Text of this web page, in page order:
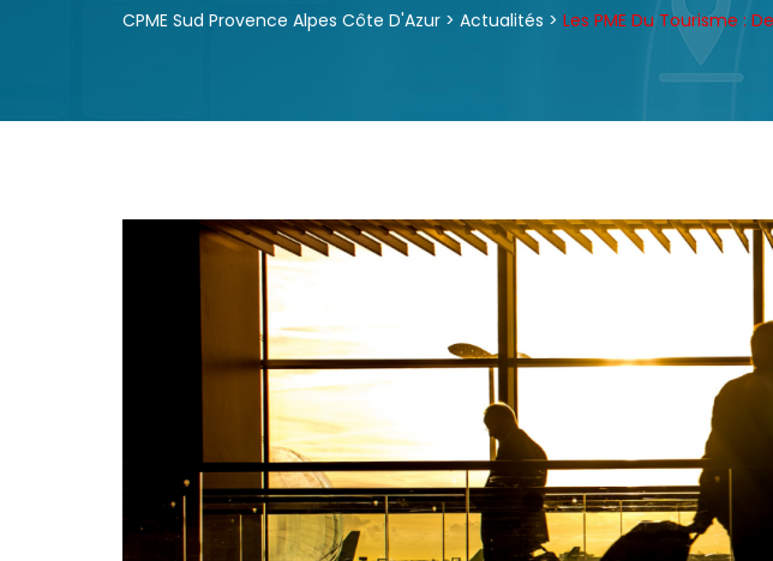
CPME Sud Provence Alpes Côte D'Azur > Actualités > Les PME Du Tourisme :